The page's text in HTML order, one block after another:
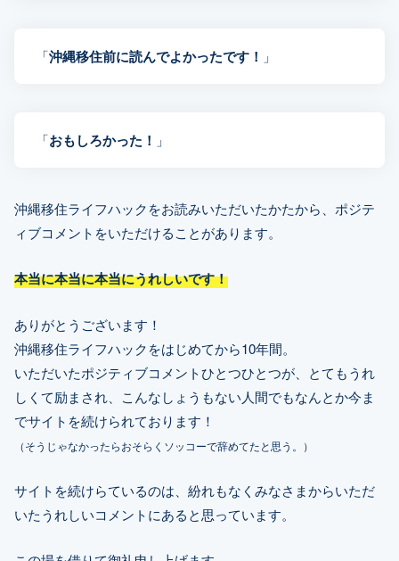
「沖縄移住前に読んでよかったです！ 」
「おもしろかった！ 」
沖縄移住ライフハックをお読みいただいたかたから、ポジテ
ィブコメントをいただけることがあります。
本当に本当に本当にうれしいです！
ありがとうございます！
沖縄移住ライフハックをはじめてから10年間。
いただいたポジティブコメントひとつひとつが、とてもうれ
しくて励まされ、こんなしょうもない人間でもなんとか今ま
でサイトを続けられております！
（そうじゃなかったらおそらくソッコーで辞めてたと思う。）
サイトを続けらているのは、紛れもなくみなさまからいただ
いたうれしいコメントにあると思っています。